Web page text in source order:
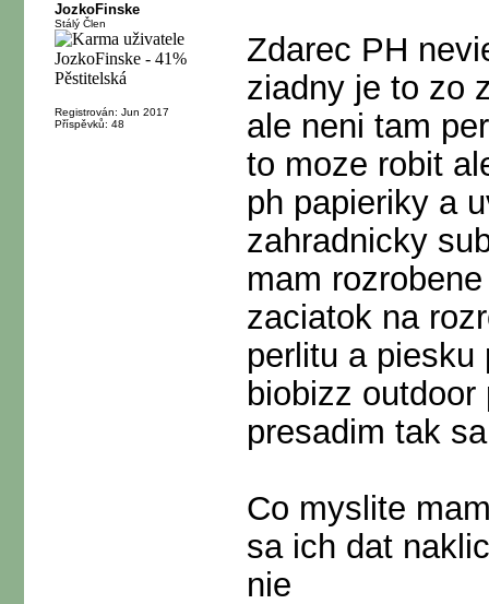
JozkoFinske
Stálý Člen
Registrován: Jun 2017
Příspěvků: 48
Zdarec PH
ziadny je to zo
ale neni tam
to moze robit
ph papieriky a
zahradnicky
mam
zaciatok na
perlitu a piesku
biobizz
presadim tak
Co myslite
sa ich dat
nie